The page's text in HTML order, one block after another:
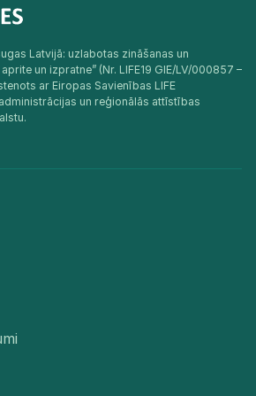
Latvijā: uzlabotas zināšanas un
un izpratne” (Nr. LIFE19 GIE/LV/000857 –
ar Eiropas Savienības LIFE
un reģionālās attīstības